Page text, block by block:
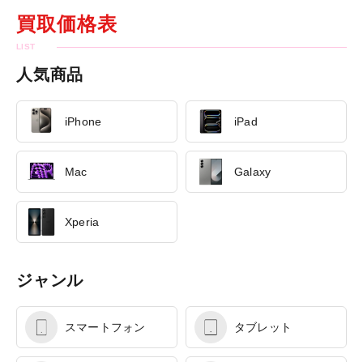
買取価格表
人気商品
iPhone iPad
Mac Galaxy
Xperia
ジャンル
スマートフォン タブレット